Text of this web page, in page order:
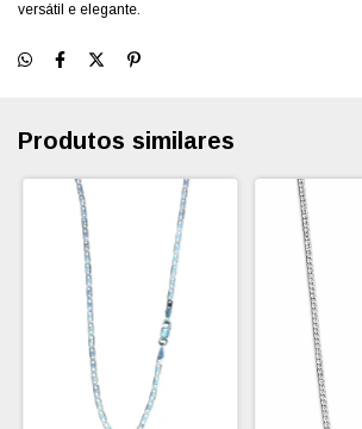
versátil e elegante.
Produtos similares